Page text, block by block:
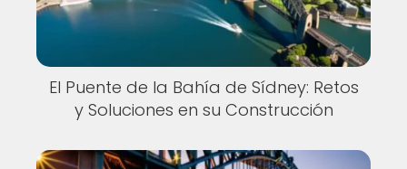
El Puente de la Bahía de Sídney: Retos
y Soluciones en su Construcción